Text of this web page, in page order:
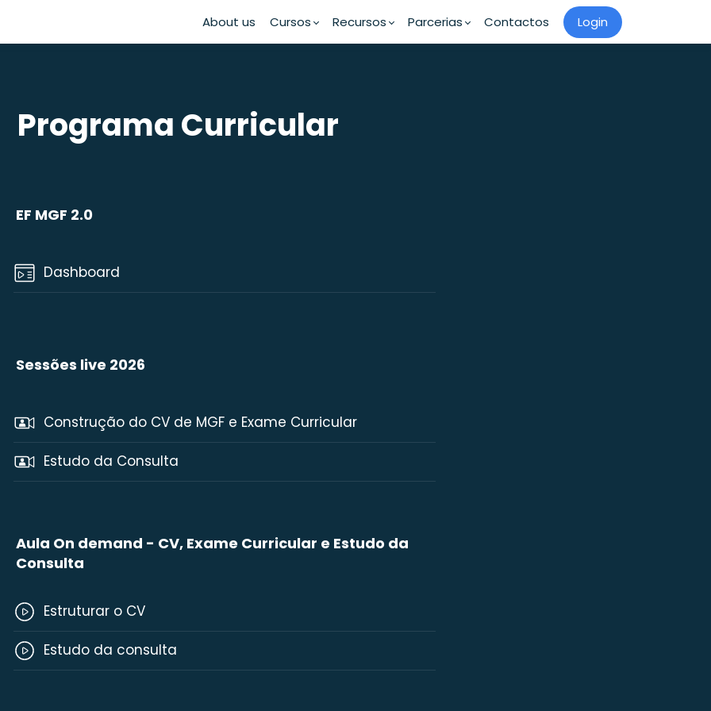
About us Cursos Recursos Parcerias Contactos Login
Programa Curricular
EF MGF 2.0
Dashboard
Sessões live 2026
Construção do CV de MGF e Exame Curricular
Estudo da Consulta
Aula On demand - CV, Exame Curricular e Estudo da
Consulta
Estruturar o CV
Estudo da consulta